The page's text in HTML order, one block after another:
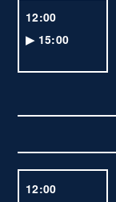
12:00
▶ 15:00
12:00